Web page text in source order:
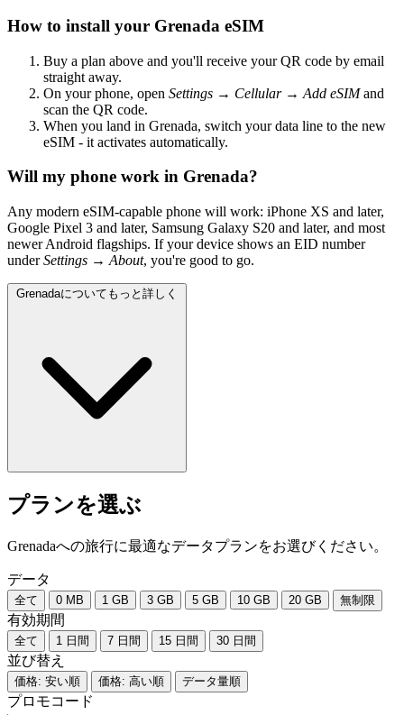
How to install your Grenada eSIM
Buy a plan above and you'll receive your QR code by email
straight away.
On your phone, open Settings → Cellular → Add eSIMand
scan the QR code.
When you land in Grenada, switch your data line to the new
eSIM - it activates automatically.
Will my phone work in Grenada?
Any modern eSIM-capable phone will work: iPhone XS and later,
Google Pixel 3 and later, Samsung Galaxy S20 and later, and most
newer Android flagships. If your device shows an EID number
underSettings → About, you're good to go.
Grenadaについてもっと詳しく
プランを選ぶ
Grenadaへの旅行に最適なデータプランをお選びください。
データ
全て 0 MB 1 GB 3 GB 5 GB 10 GB 20 GB 無制限
有効期間
全て 1 日間 7 日間 15 日間 30 日間
並び替え
価格: 安い順 価格: 高い順 データ量順
プロモコード